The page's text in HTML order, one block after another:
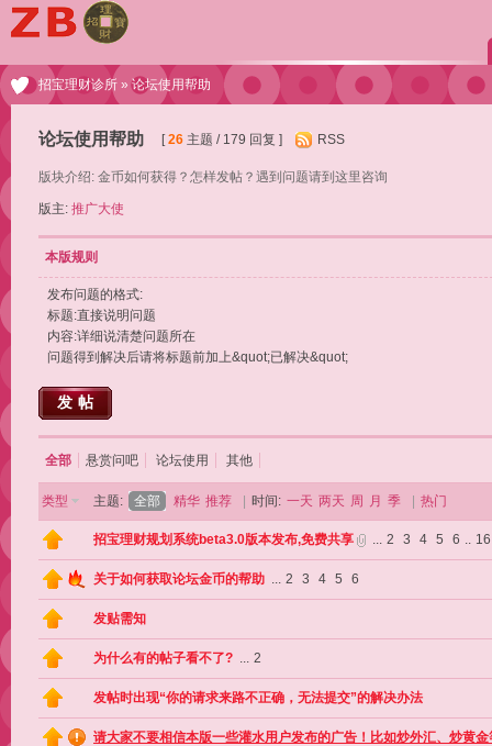
招宝理财诊所 » 论坛使用帮助
论坛使用帮助 [26 主题 / 179 回复 ] RSS
版块介绍: 金币如何获得？怎样发帖？遇到问题请到这里咨询
版主: 推广大使
本版规则
发布问题的格式:
标题:直接说明问题
内容:详细说清楚问题所在
问题得到解决后请将标题前加上&quot;已解决&quot;
发帖
全部 悬赏问吧 论坛使用 其他
类型 主题: 全部 精华 推荐 时间: 一天 两天 周 月 季 热门
招宝理财规划系统beta3.0版本发布,免费共享 ... 2 3 4 5 6 .. 16
关于如何获取论坛金币的帮助 ... 2 3 4 5 6
发贴需知
为什么有的帖子看不了? ... 2
发帖时出现“你的请求来路不正确，无法提交”的解决办法
请大家不要相信本版一些灌水用户发布的广告！比如炒外汇、炒黄金